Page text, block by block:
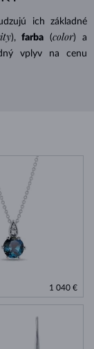
ich základné
), farba (color) a
vplyv na cenu
1 040 €